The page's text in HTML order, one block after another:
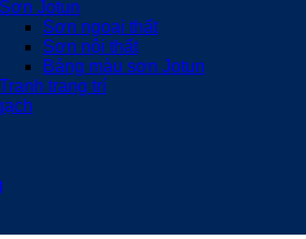
Sơn Jotun
Sơn ngoại thất
Sơn nội thất
Bảng màu sơn Jotun
Tranh trang trí